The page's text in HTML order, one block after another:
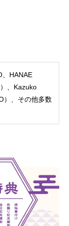
、HANAE
、Kazuko
）、その他多数